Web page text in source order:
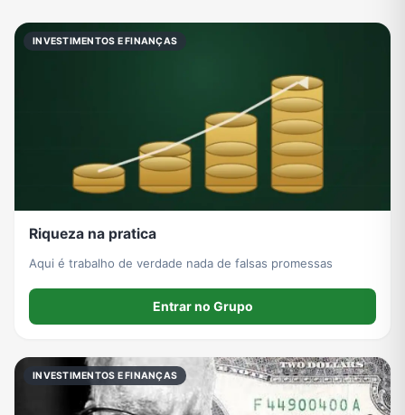
INVESTIMENTOS E FINANÇAS
Riqueza na pratica
Aqui é trabalho de verdade nada de falsas promessas
Entrar no Grupo
INVESTIMENTOS E FINANÇAS